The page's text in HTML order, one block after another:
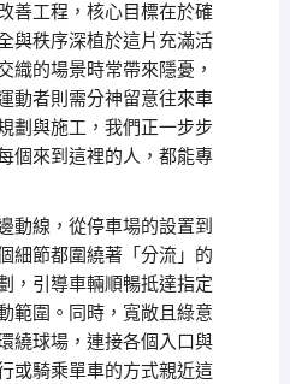
善工程，核心目標在於確
與秩序深植於這片充滿活
織的場景時常帶來隱憂，
動者則需分神留意往來車
劃與施工，我們正一步步
個來到這裡的人，都能專
動線，從停車場的設置到
細節都圍繞著「分流」的
，引導車輛順暢抵達指定
範圍。同時，寬敞且綠意
繞球場，連接各個入口與
或騎乘單車的方式親近這